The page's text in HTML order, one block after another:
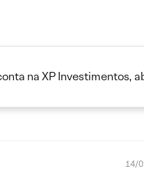
na XP Investimentos,
14/